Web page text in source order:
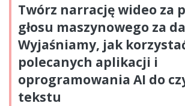
Twórz narrację wideo za
głosu maszynowego za
Wyjaśniamy, jak
polecanych aplikacji i
oprogramowania AI do
tekstu